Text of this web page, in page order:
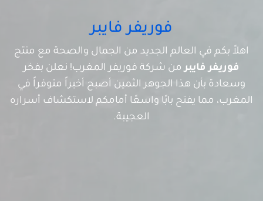
فوريفر فايبر
اهلاً بكم في العالم الجديد من الجمال والصحة مع منتج
فوريفر فايبرمن شركة فوريفر المغرب! نعلن بفخر
وسعادة بأن هذا الجوهر الثمين أصبح أخيراً متوفراً في
المغرب، مما يفتح بابًا واسعًا أمامكم لاستكشاف أسراره
العجيبة.